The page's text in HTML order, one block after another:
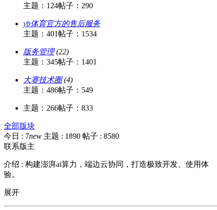
主题：124帖子：290
yb体育官方的售后服务
主题：401帖子：1534
版务管理 (22)
主题：345帖子：1401
大赛技术圈 (4)
主题：486帖子：549
主题：266帖子：833
全部版块
今日 : 7new 主题 : 1890 帖子 : 8580
联系版主
介绍 : 构建澎湃ai算力，端边云协同，打造极致开发、使用体
验。
展开